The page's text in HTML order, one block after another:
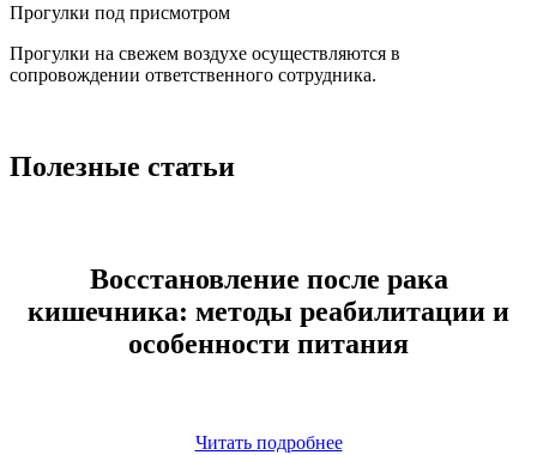
Прогулки под присмотром
Прогулки на свежем воздухе осуществляются в
сопровождении ответственного сотрудника.
Полезные статьи
Восстановление после рака
кишечника: методы реабилитации и
особенности питания
Читать подробнее